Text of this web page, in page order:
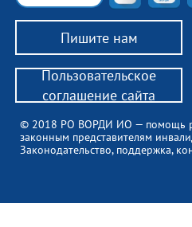
Пишите нам
© 2018 РО ВОРДИ ИО — помощь
законным представителям
Законодательство, поддержка,
Пользовательское
соглашение сайта